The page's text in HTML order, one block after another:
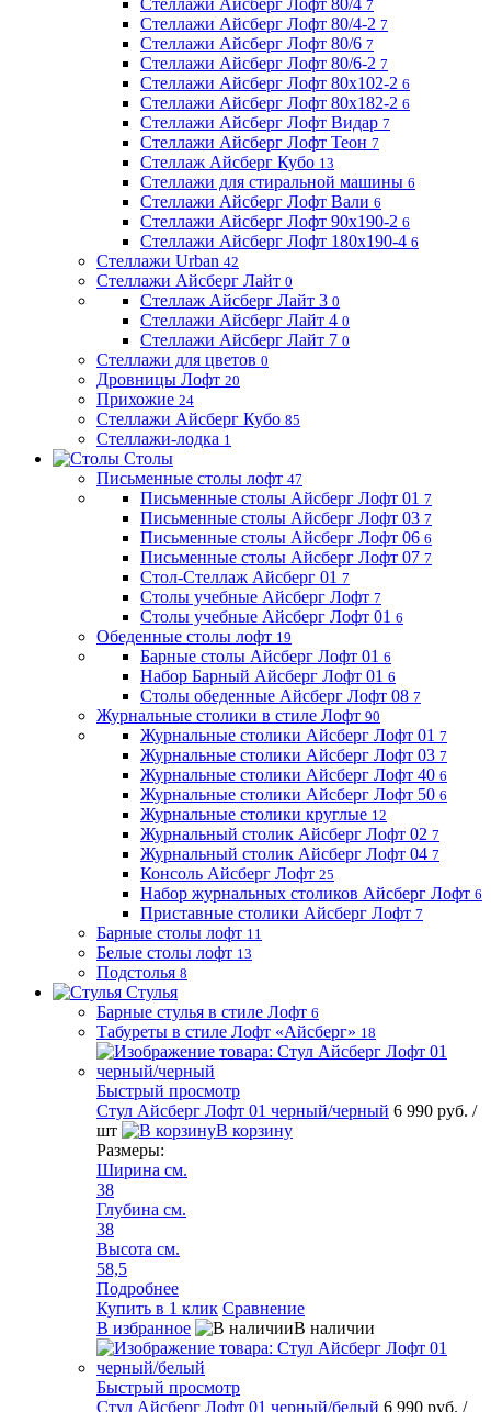
Стеллажи Айсберг Лофт 80/4 7
Стеллажи Айсберг Лофт 80/4-2 7
Стеллажи Айсберг Лофт 80/6 7
Стеллажи Айсберг Лофт 80/6-2 7
Стеллажи Айсберг Лофт 80х102-2 6
Стеллажи Айсберг Лофт 80х182-2 6
Стеллажи Айсберг Лофт Видар 7
Стеллажи Айсберг Лофт Теон 7
Стеллаж Айсберг Кубо 13
Стеллажи для стиральной машины 6
Стеллажи Айсберг Лофт Вали 6
Стеллажи Айсберг Лофт 90х190-2 6
Стеллажи Айсберг Лофт 180х190-4 6
Стеллажи Urban 42
Стеллажи Айсберг Лайт 0
Стеллаж Айсберг Лайт 3 0
Стеллажи Айсберг Лайт 4 0
Стеллажи Айсберг Лайт 7 0
Стеллажи для цветов 0
Дровницы Лофт 20
Прихожие 24
Стеллажи Айсберг Кубо 85
Стеллажи-лодка 1
Столы
Письменные столы лофт 47
Письменные столы Айсберг Лофт 01 7
Письменные столы Айсберг Лофт 03 7
Письменные столы Айсберг Лофт 06 6
Письменные столы Айсберг Лофт 07 7
Стол-Стеллаж Айсберг 01 7
Столы учебные Айсберг Лофт 7
Столы учебные Айсберг Лофт 01 6
Обеденные столы лофт 19
Барные столы Айсберг Лофт 01 6
Набор Барный Айсберг Лофт 01 6
Столы обеденные Айсберг Лофт 08 7
Журнальные столики в стиле Лофт 90
Журнальные столики Айсберг Лофт 01 7
Журнальные столики Айсберг Лофт 03 7
Журнальные столики Айсберг Лофт 40 6
Журнальные столики Айсберг Лофт 50 6
Журнальные столики круглые 12
Журнальный столик Айсберг Лофт 02 7
Журнальный столик Айсберг Лофт 04 7
Консоль Айсберг Лофт 25
Набор журнальных столиков Айсберг Лофт 6
Приставные столики Айсберг Лофт 7
Барные столы лофт 11
Белые столы лофт 13
Подстолья 8
Стулья
Барные стулья в стиле Лофт 6
Табуреты в стиле Лофт «Айсберг» 18
Быстрый просмотр
Стул Айсберг Лофт 01 черный/черный 6 990 руб. /
шт
В корзину
Размеры:
Ширина см.
38
Глубина см.
38
Высота см.
58,5
Подробнее
Купить в 1 клик Сравнение
В избранное
В наличии
Быстрый просмотр
Стул Айсберг Лофт 01 черный/белый 6 990 руб. /